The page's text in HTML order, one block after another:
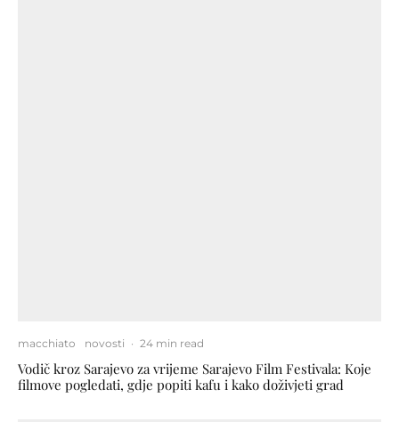
macchiato novosti · 24 min read
Vodič kroz Sarajevo za vrijeme Sarajevo Film Festivala: Koje
filmove pogledati, gdje popiti kafu i kako doživjeti grad